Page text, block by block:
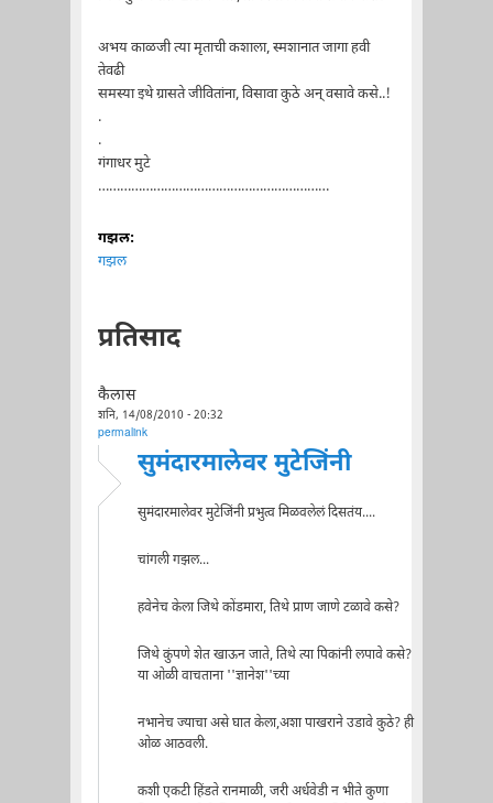
अभय काळजी त्या मृताची कशाला, स्मशानात जागा हवी
तेवढी
समस्या इथे ग्रासते जीवितांना, विसावा कुठे अन्‌ वसावे कसे..!
.
.
गंगाधर मुटे
………………………………………………………
गझल:
गझल
प्रतिसाद
कैलास
शनि, 14/08/2010 - 20:32
permalink
सुमंदारमालेवर मुटेजिंनी
सुमंदारमालेवर मुटेजिंनी प्रभुत्व मिळवलेलं दिसतंय....
चांगली गझल...
हवेनेच केला जिथे कोंडमारा, तिथे प्राण जाणे टळावे कसे?
जिथे कुंपणे शेत खाऊन जाते, तिथे त्या पिकांनी लपावे कसे?
या ओळी वाचताना ''ज्ञानेश''च्या
नभानेच ज्याचा असे घात केला,अशा पाखराने उडावे कुठे? ही
ओळ आठवली.
कशी एकटी हिंडते रानमाळी, जरी अर्धवेडी न भीते कुणा